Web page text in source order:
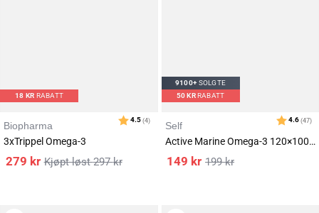
18 KR RABATT
Biopharma
3xTrippel Omega-3
297kr
279 kr
9100+SOLGTE
50KRRABATT
Self
Active Marine Omega-3 120×1000 mg
199kr
149 kr